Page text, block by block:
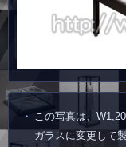
この写真は、
ガラスに変更して